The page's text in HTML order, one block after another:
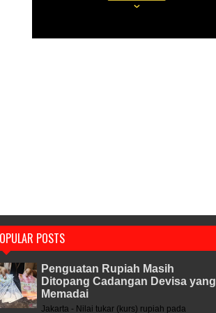
POSTS
Penguatan Rupiah Masih
Ditopang Cadangan Devisa yang
Memadai
Jakarta - Nilai tukar (kurs) rupiah pada